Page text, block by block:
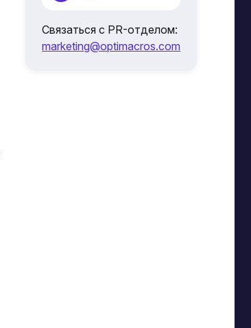
Связаться с PR-отделом:
marketing@optimacros.com